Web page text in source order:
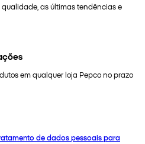
as últimas tendências e
em qualquer loja Pepco no prazo
de dados pessoais para